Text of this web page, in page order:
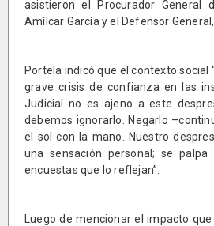
asistieron el Procurador General
Amílcar García y el Defensor
Portela indicó que el contexto social
grave crisis de confianza en las
Judicial no es ajeno a este
debemos ignorarlo. Negarlo
el sol con la mano. Nuestro
una sensación personal; se
encuestas que lo reflejan”.
Luego de mencionar el impacto